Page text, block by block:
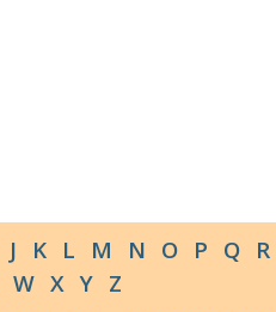
J K L M N O P Q R
W X Y Z